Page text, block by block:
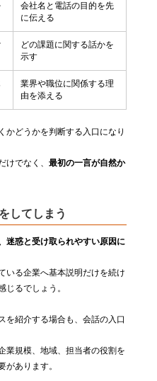
会社名と電話の目的を先
に伝える
どの課題に関する話かを
示す
業界や職位に関係する理
由を添える
かどうかを判断する入口になり
けでなく、 最初の一言が自然か
してしまう
迷惑と受け取られやすい原因に
いる企業へ基本説明だけを続け
じるでしょう。
を紹介する場合も、会話の入口
業規模、地域、担当者の役割を
があります。